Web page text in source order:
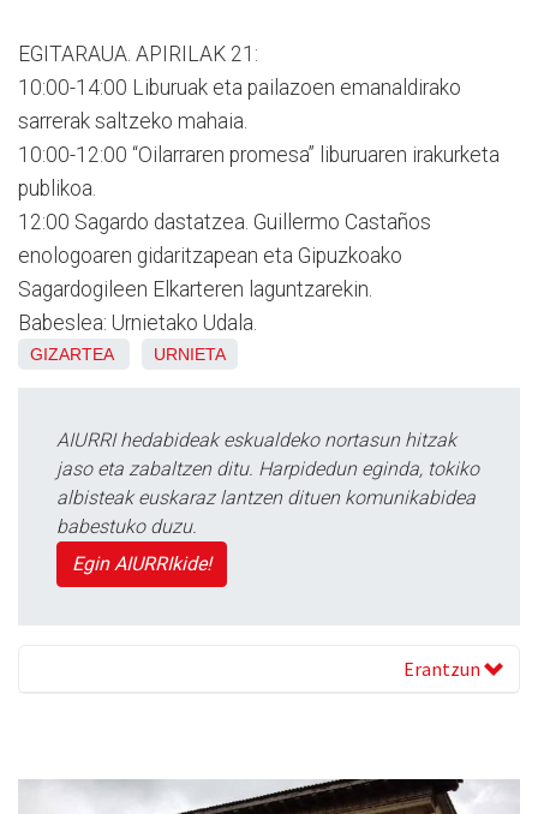
EGITARAUA. APIRILAK 21:
10:00-14:00 Liburuak eta pailazoen emanaldirako
sarrerak saltzeko mahaia.
10:00-12:00 “Oilarraren promesa” liburuaren irakurketa
publikoa.
12:00 Sagardo dastatzea. Guillermo Castaños
enologoaren gidaritzapean eta Gipuzkoako
Sagardogileen Elkarteren laguntzarekin.
Babeslea: Urnietako Udala.
GIZARTEA URNIETA
AIURRI hedabideak eskualdeko nortasun hitzak
jaso eta zabaltzen ditu. Harpidedun eginda, tokiko
albisteak euskaraz lantzen dituen komunikabidea
babestuko duzu.
Egin AIURRIkide!
Erantzun